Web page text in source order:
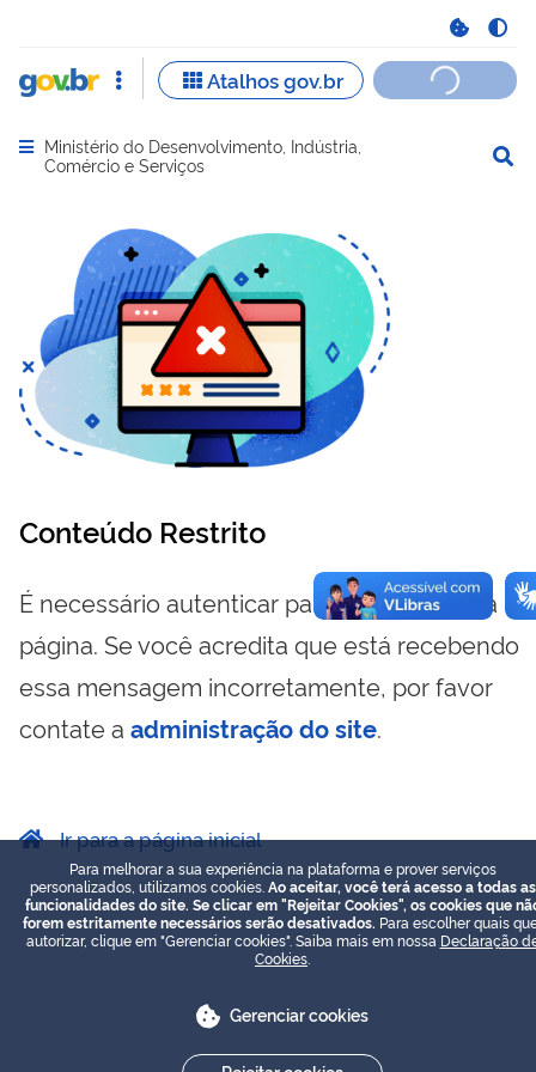
Abrir menu principal de navegação
Ministério do Desenvolvimento, Indústria,
Comércio e Serviços
Conteúdo Restrito
É necessário autenticar para visualizar essa
página. Se você acredita que está recebendo
essa mensagem incorretamente, por favor
contate a administração do site.
Ir para a página inicial
Para melhorar a sua experiência na plataforma e prover serviços
personalizados, utilizamos cookies. Ao aceitar, você terá acesso a todas as
funcionalidades do site. Se clicar em "Rejeitar Cookies", os cookies que
forem estritamente necessários serão desativados. Para escolher quais
autorizar, clique em "Gerenciar cookies". Saiba mais em nossa Declaração
Cookies
Gerenciar cookies